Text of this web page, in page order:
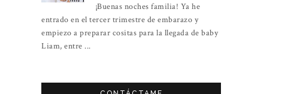
¡Buenas noches familia! Ya he
entrado en el tercer trimestre de embarazo y
empiezo a preparar cositas para la llegada de baby
Liam, entre ...